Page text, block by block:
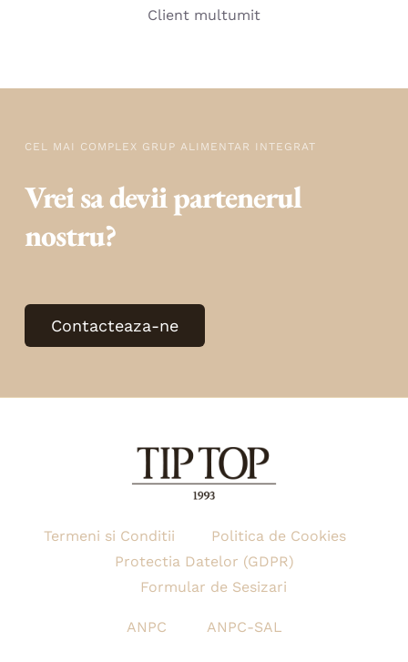
Client multumit
CEL MAI COMPLEX GRUP ALIMENTAR INTEGRAT
Vrei sa devii partenerul
nostru?
Contacteaza-ne
Termeni si Conditii
Politica de Cookies
Protectia Datelor (GDPR)
Formular de Sesizari
ANPC ANPC-SAL